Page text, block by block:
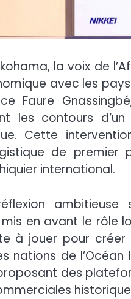
la voix de
avec les pays
Faure
les contours
Cette
de premier
international.
ambitieuse
en avant le rôle
à jouer pour
nations de
des